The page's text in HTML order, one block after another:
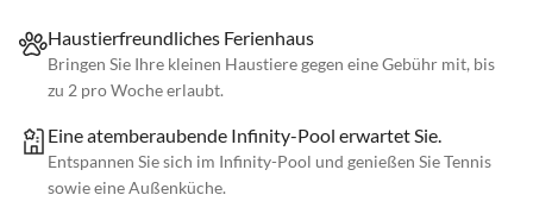
Haustierfreundliches Ferienhaus
Bringen Sie Ihre kleinen Haustiere gegen eine Gebühr mit, bis
zu 2 pro Woche erlaubt.
Eine atemberaubende Infinity-Pool erwartet Sie.
Entspannen Sie sich im Infinity-Pool und genießen Sie Tennis
sowie eine Außenküche.